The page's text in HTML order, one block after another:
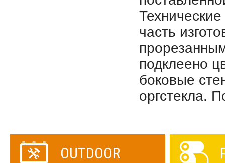
часть
подклеено
боковые
оргстекла.
OUTDOOR